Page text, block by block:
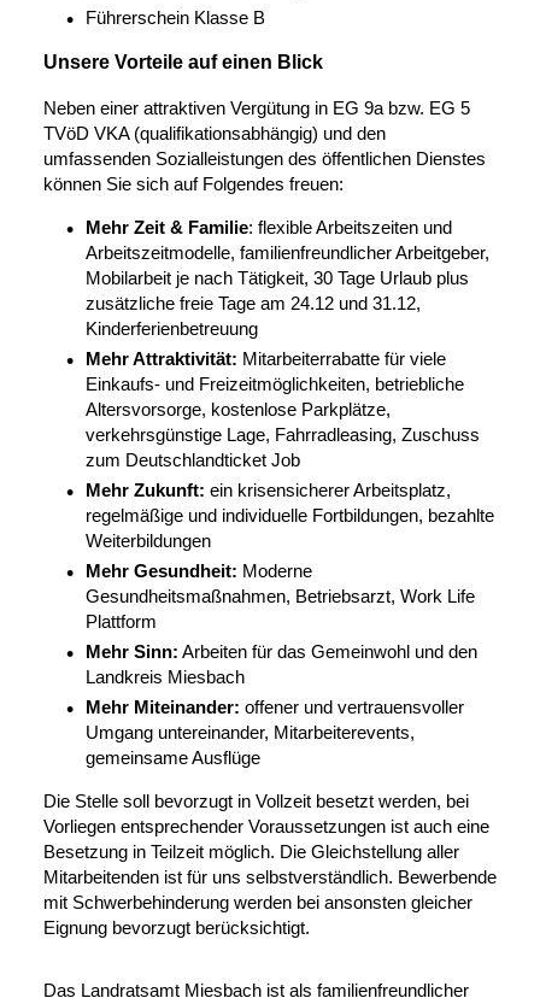
Führerschein Klasse B
Unsere Vorteile auf einen Blick
Neben einer attraktiven Vergütung in EG 9a bzw. EG 5
TVöD VKA (qualifikationsabhängig) und den
umfassenden Sozialleistungen des öffentlichen Dienstes
können Sie sich auf Folgendes freuen:
Mehr Zeit & Familie: flexible Arbeitszeiten und
Arbeitszeitmodelle, familienfreundlicher Arbeitgeber,
Mobilarbeit je nach Tätigkeit, 30 Tage Urlaub plus
zusätzliche freie Tage am 24.12 und 31.12,
Kinderferienbetreuung
Mehr Attraktivität: Mitarbeiterrabatte für viele
Einkaufs- und Freizeitmöglichkeiten, betriebliche
Altersvorsorge, kostenlose Parkplätze,
verkehrsgünstige Lage, Fahrradleasing, Zuschuss
zum Deutschlandticket Job
Mehr Zukunft: ein krisensicherer Arbeitsplatz,
regelmäßige und individuelle Fortbildungen, bezahlte
Weiterbildungen
Mehr Gesundheit: Moderne
Gesundheitsmaßnahmen, Betriebsarzt, Work Life
Plattform
Mehr Sinn: Arbeiten für das Gemeinwohl und den
Landkreis Miesbach
Mehr Miteinander: offener und vertrauensvoller
Umgang untereinander, Mitarbeiterevents,
gemeinsame Ausflüge
Die Stelle soll bevorzugt in Vollzeit besetzt werden, bei
Vorliegen entsprechender Voraussetzungen ist auch eine
Besetzung in Teilzeit möglich. Die Gleichstellung aller
Mitarbeitenden ist für uns selbstverständlich. Bewerbende
mit Schwerbehinderung werden bei ansonsten gleicher
Eignung bevorzugt berücksichtigt.
Das Landratsamt Miesbach ist als familienfreundlicher